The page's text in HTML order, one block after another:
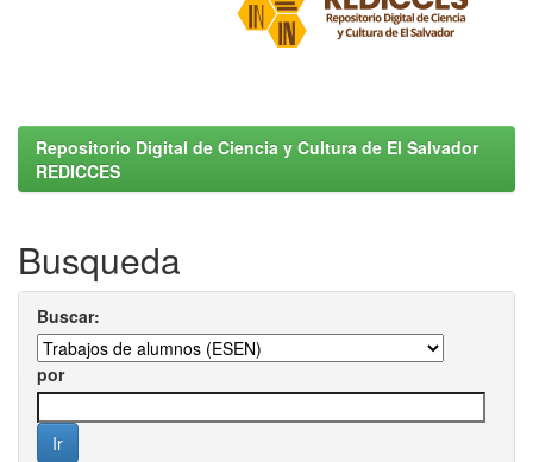
Repositorio Digital de Ciencia y Cultura de El Salvador
REDICCES
Busqueda
Buscar:
por